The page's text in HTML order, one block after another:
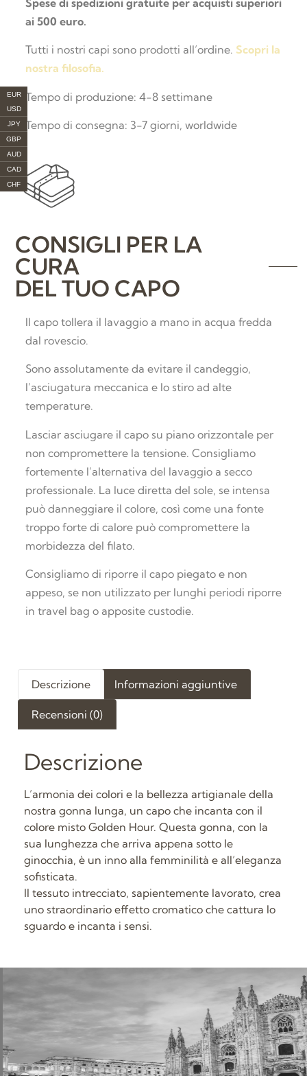
ai 500 euro.
Tutti i nostri capi sono prodotti all’ordine. Scopri la
nostra filosofia.
Tempo di produzione: 4-8 settimane
Tempo di consegna: 3-7 giorni, worldwide
CONSIGLI PER LA
CURA
DEL TUO CAPO
Il capo tollera il lavaggio a mano in acqua fredda
dal rovescio.
Sono assolutamente da evitare il candeggio,
l’asciugatura meccanica e lo stiro ad alte
temperature.
Lasciar asciugare il capo su piano orizzontale per
non compromettere la tensione. Consigliamo
fortemente l’alternativa del lavaggio a secco
professionale. La luce diretta del sole, se intensa
può danneggiare il colore, così come una fonte
troppo forte di calore può compromettere la
morbidezza del filato.
Consigliamo di riporre il capo piegato e non
appeso, se non utilizzato per lunghi periodi riporre
in travel bag o apposite custodie.
Descrizione Informazioni aggiuntive
Recensioni (0)
Descrizione
L’armonia dei colori e la bellezza artigianale della
nostra gonna lunga, un capo che incanta con il
colore misto Golden Hour. Questa gonna, con la
sua lunghezza che arriva appena sotto le
ginocchia, è un inno alla femminilità e all’eleganza
sofisticata.
Il tessuto intrecciato, sapientemente lavorato, crea
uno straordinario effetto cromatico che cattura lo
sguardo e incanta i sensi.
EUR
USD
JPY
GBP
AUD
CAD
CHF